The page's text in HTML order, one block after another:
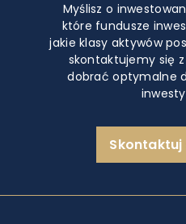
Myślisz o
które fundusze
jakie klasy aktywów
skontaktujemy się
dobrać optymalne
Skontaktuj